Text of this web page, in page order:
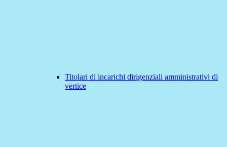
Titolari di incarichi dirigenziali amministrativi di
vertice